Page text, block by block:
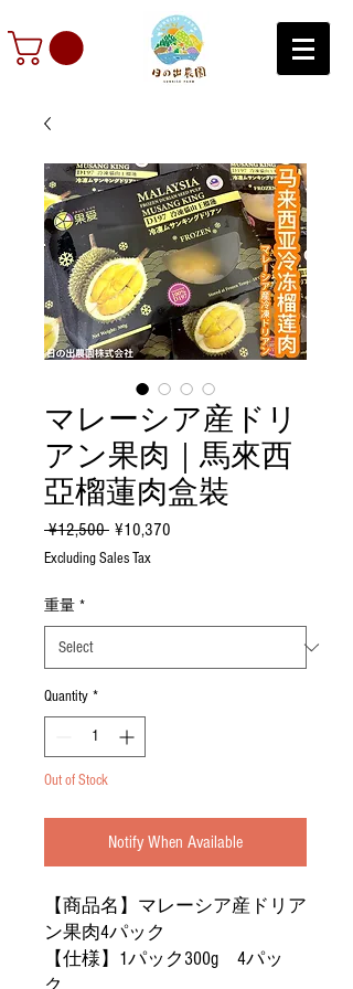
マレーシア産ドリ
アン果肉｜馬來西
亞榴蓮肉盒裝
¥12,500 Regular
Price
¥10,370
Excluding Sales Tax
重量 *
Quantity *
Out of Stock
Notify When Available
【商品名】マレーシア産ドリア
ン果肉4パック
【仕様】1パック300g 4パッ